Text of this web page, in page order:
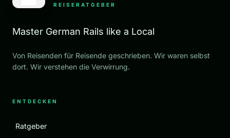
REISERATGEBER
Master German Rails like a Local
Von Reisenden für Reisende geschrieben. Wir waren selbst
dort. Wir verstehen die Verwirrung.
ENTDECKEN
Ratgeber